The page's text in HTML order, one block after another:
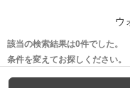
ウ
該当の検索結果は0件でした。
条件を変えてお探しください。